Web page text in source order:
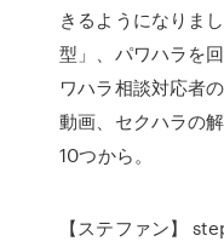
きるようになりま
型」、パワハラを
ワハラ相談対応者
動画、セクハラの
10つから。
【ステファン】